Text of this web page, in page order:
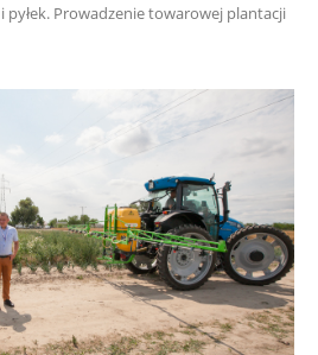
pyłek. Prowadzenie towarowej plantacji